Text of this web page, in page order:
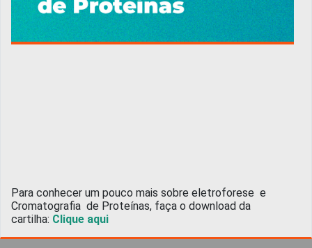
Para conhecer um pouco mais sobre eletroforese e
Cromatografia de Proteínas, faça o download da
cartilha: Clique aqui